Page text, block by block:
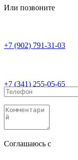
Или позвоните
+7 (902) 791-31-03
+7 (341) 255-05-65
Соглашаюсь с